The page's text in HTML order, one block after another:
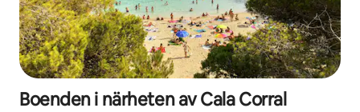
Boenden i närheten av Cala Corral